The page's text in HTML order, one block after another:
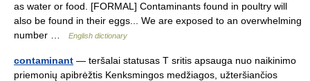
as water or food. [FORMAL] Contaminants found in poultry will
also be found in their eggs... We are exposed to an overwhelming
number …
English dictionary
contaminant — teršalai statusas T sritis apsauga nuo naikinimo
priemonių apibrėžtis Kenksmingos medžiagos, užteršiančios